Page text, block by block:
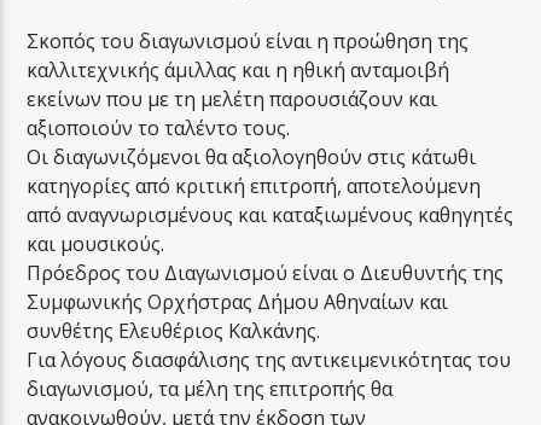
Σκοπός του διαγωνισμού είναι η προώθηση της
καλλιτεχνικής άμιλλας και η ηθική ανταμοιβή
εκείνων που με τη μελέτη παρουσιάζουν και
αξιοποιούν το ταλέντο τους.
Οι διαγωνιζόμενοι θα αξιολογηθούν στις κάτωθι
κατηγορίες από κριτική επιτροπή, αποτελούμενη
από αναγνωρισμένους και καταξιωμένους καθηγητές
και μουσικούς.
Πρόεδρος του Διαγωνισμού είναι ο Διευθυντής της
Συμφωνικής Ορχήστρας Δήμου Αθηναίων και
συνθέτης Ελευθέριος Καλκάνης.
Για λόγους διασφάλισης της αντικειμενικότητας του
διαγωνισμού, τα μέλη της επιτροπής θα
ανακοινωθούν, μετά την έκδοση των